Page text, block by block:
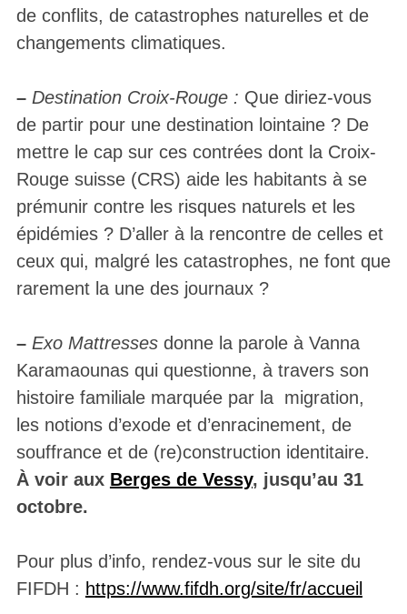
de conflits, de catastrophes naturelles et de
changements climatiques.
– Destination Croix-Rouge : Que diriez-vous
de partir pour une destination lointaine ? De
mettre le cap sur ces contrées dont la Croix-
Rouge suisse (CRS) aide les habitants à se
prémunir contre les risques naturels et les
épidémies ? D’aller à la rencontre de celles et
ceux qui, malgré les catastrophes, ne font que
rarement la une des journaux ?
– Exo Mattresses donne la parole à Vanna
Karamaounas qui questionne, à travers son
histoire familiale marquée par la migration,
les notions d’exode et d’enracinement, de
souffrance et de (re)construction identitaire.
À voir aux Berges de Vessy, jusqu’au 31
octobre.
Pour plus d’info, rendez-vous sur le site du
FIFDH : https://www.fifdh.org/site/fr/accueil